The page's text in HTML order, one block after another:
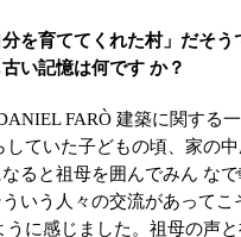
を育ててくれた村」だそう
い記憶は何です か？
FARÒ 建築に関する
していた子どもの頃、家の
ると祖母を囲んでみん な
いう人々の交流があってこ
うに感じました。祖母の声